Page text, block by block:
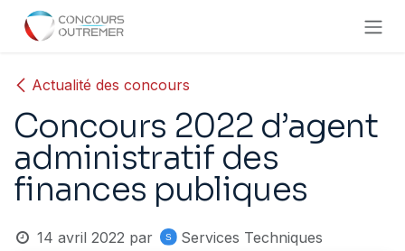
Se rendre au contenu
Actualité des concours
Concours 2022 d’agent
administratif des
finances publiques
14 avril 2022 par Services Techniques